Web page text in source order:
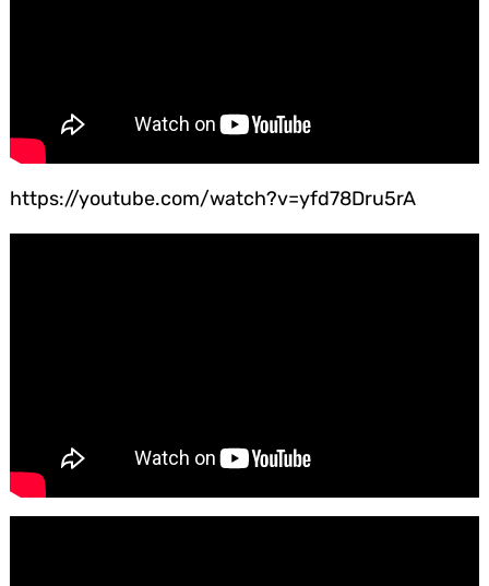
https://youtube.com/watch?v=yfd78Dru5rA